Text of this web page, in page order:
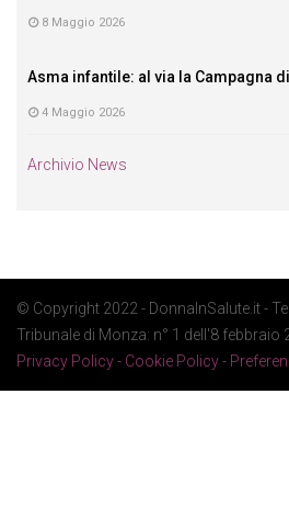
8 Maggio 2026
Asma infantile: al via la Campagna
4 Maggio 2026
Archivio News
© Copyright 2022 - DonnaInSalute.it -
Tribunale di Monza: n° 1 dell'8 febbraio
Privacy Policy- Cookie Policy-